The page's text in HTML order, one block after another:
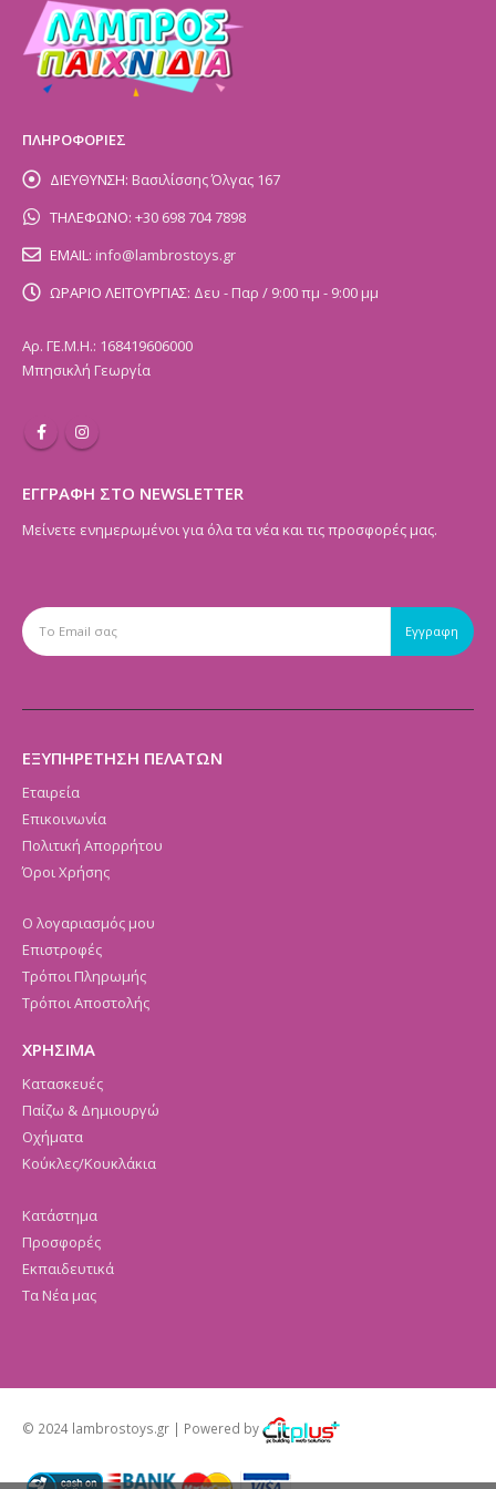
ΠΛΗΡΟΦΟΡΙΕΣ
ΔΙΕΥΘΥΝΣΗ: Βασιλίσσης Όλγας 167
ΤΗΛΕΦΩΝΟ: +30 698 704 7898
EMAIL: info@lambrostoys.gr
ΩΡΑΡΙΟ ΛΕΙΤΟΥΡΓΙΑΣ: Δευ - Παρ / 9:00 πμ - 9:00 μμ
Αρ. ΓΕ.Μ.Η.: 168419606000
Μπησικλή Γεωργία
ΕΓΓΡΑΦΗ ΣΤΟ NEWSLETTER
Μείνετε ενημερωμένοι για όλα τα νέα και τις προσφορές μας.
ΕΞΥΠΗΡΕΤΗΣΗ ΠΕΛΑΤΩΝ
Εταιρεία
Επικοινωνία
Πολιτική Απορρήτου
Όροι Χρήσης
Ο λογαριασμός μου
Επιστροφές
Τρόποι Πληρωμής
Τρόποι Αποστολής
ΧΡΗΣΙΜΑ
Κατασκευές
Παίζω & Δημιουργώ
Οχήματα
Κούκλες/Κουκλάκια
Κατάστημα
Προσφορές
Εκπαιδευτικά
Τα Νέα μας
© 2024 lambrostoys.gr | Powered by